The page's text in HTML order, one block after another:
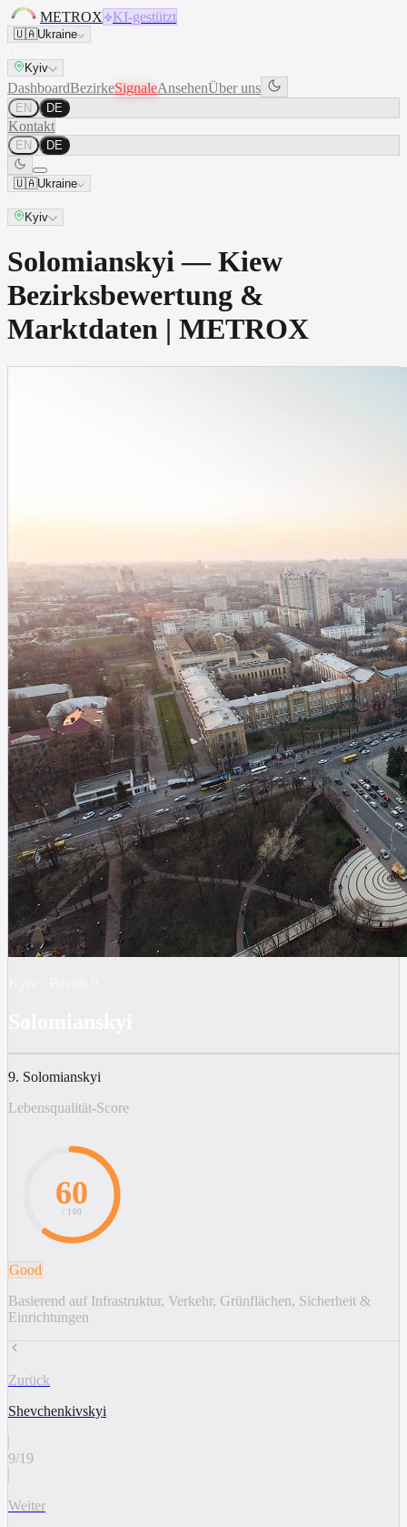
METROX KI-gestützt
🇺🇦Ukraine
Kyiv
DashboardBezirkeSignaleAnsehenÜber uns
EN DE
Kontakt
EN DE
🇺🇦Ukraine
Kyiv
Solomianskyi — Kiew
Bezirksbewertung &
Marktdaten | METROX
9. Solomianskyi
Lebensqualität-Score
60
/ 100
Good
Basierend auf Infrastruktur, Verkehr, Grünflächen, Sicherheit &
Einrichtungen
Zurück
Shevchenkivskyi
9/19
Weiter